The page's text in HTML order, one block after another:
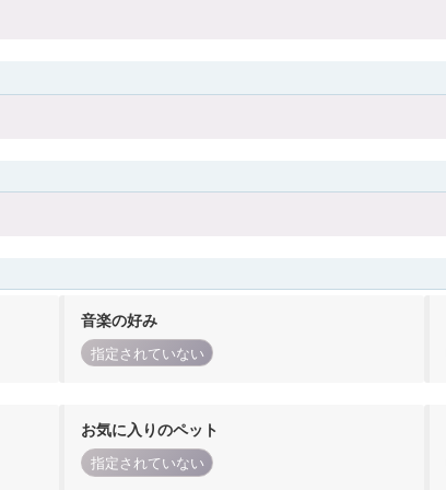
音楽の好み
指定されていない
お気に入りのペット
指定されていない